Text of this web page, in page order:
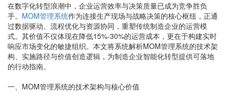
在数字化转型浪潮中，企业运营效率与决策质量已成为竞争胜负
手。 MOM管理系统作为连接生产现场与战略决策的核心枢纽，正通
过数据驱动、流程优化与资源协同，重塑传统制造企业的运营模
式。其价值不仅体现在降低15%-30%的运营成本，更在于构建实时
响应市场变化的敏捷组织。本文将系统解析MOM管理系统的技术架
构、实施路径与价值创造逻辑，为制造企业智能化转型提供可落地
的行动指南。
一、MOM管理系统的技术架构与核心价值